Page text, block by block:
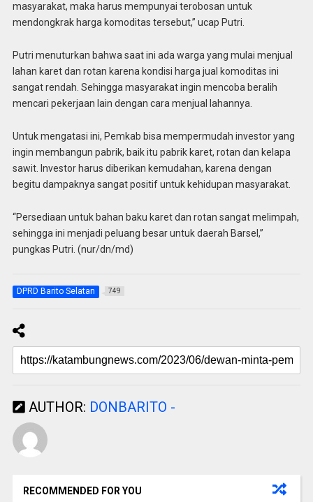
masyarakat, maka harus mempunyai terobosan untuk
mendongkrak harga komoditas tersebut,” ucap Putri.
Putri menuturkan bahwa saat ini ada warga yang mulai menjual
lahan karet dan rotan karena kondisi harga jual komoditas ini
sangat rendah. Sehingga masyarakat ingin mencoba beralih
mencari pekerjaan lain dengan cara menjual lahannya.
Untuk mengatasi ini, Pemkab bisa mempermudah investor yang
ingin membangun pabrik, baik itu pabrik karet, rotan dan kelapa
sawit. Investor harus diberikan kemudahan, karena dengan
begitu dampaknya sangat positif untuk kehidupan masyarakat.
“Persediaan untuk bahan baku karet dan rotan sangat melimpah,
sehingga ini menjadi peluang besar untuk daerah Barsel,”
pungkas Putri. (nur/dn/md)
DPRD Barito Selatan 749
AUTHOR: DONBARITO -
RECOMMENDED FOR YOU